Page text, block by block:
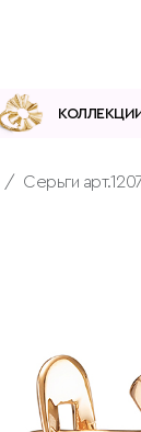
Серьги